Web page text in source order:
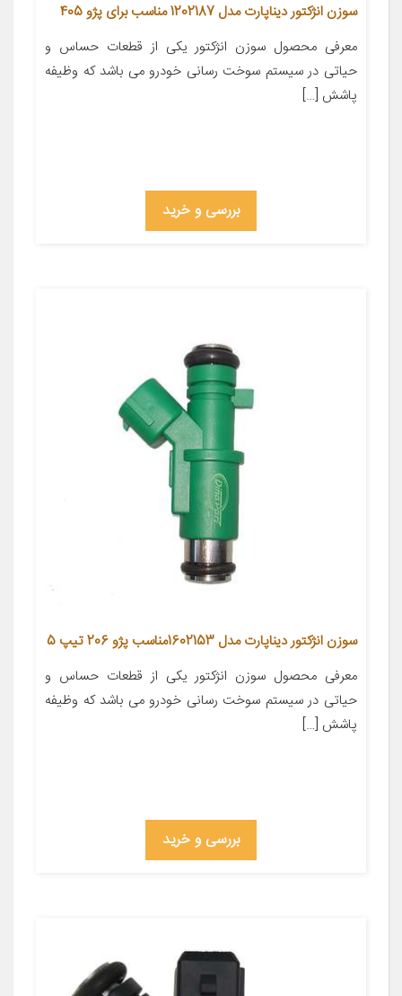
سوزن انژکتور دیناپارت مدل 1202187 مناسب برای پژو 405
معرفی محصول سوزن انژکتور یکی از قطعات حساس و
حیاتی در سیستم سوخت رسانی خودرو می باشد که وظیفه
پاشش […]
بررسی و خرید
سوزن انژکتور دیناپارت مدل 1602153مناسب پژو 206 تیپ 5
معرفی محصول سوزن انژکتور یکی از قطعات حساس و
حیاتی در سیستم سوخت رسانی خودرو می باشد که وظیفه
پاشش […]
بررسی و خرید